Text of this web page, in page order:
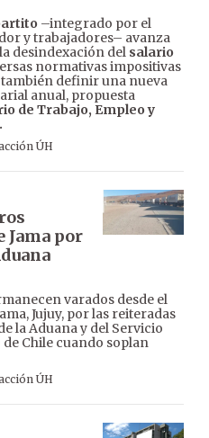
–integrado por el
y trabajadores– avanza
desindexación del salario
normativas impositivas
también definir una nueva
anual, propuesta
de Trabajo, Empleo y
ÚH
Jama por
varados desde el
Jujuy, por las reiteradas
la Aduana y del Servicio
Chile cuando soplan
ÚH